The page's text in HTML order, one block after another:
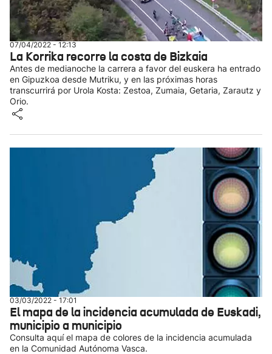
07/04/2022 - 12:13
La Korrika recorre la costa de Bizkaia
Antes de medianoche la carrera a favor del euskera ha entrado
en Gipuzkoa desde Mutriku, y en las próximas horas
transcurrirá por Urola Kosta: Zestoa, Zumaia, Getaria, Zarautz y
Orio.
03/03/2022 - 17:01
El mapa de la incidencia acumulada de Euskadi,
municipio a municipio
Consulta aquí el mapa de colores de la incidencia acumulada
en la Comunidad Autónoma Vasca.